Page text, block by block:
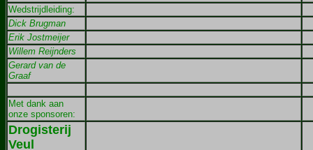
Wedstrijdleiding:
Dick Brugman
Erik Jostmeijer
Willem Reijnders
Gerard van de
Graaf
Met dank aan
onze sponsoren:
Drogisterij
Veul